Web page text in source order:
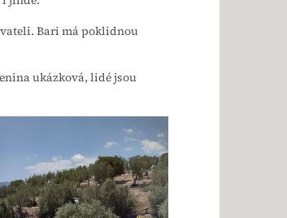
Bari má poklidnou
ukázková, lidé jsou